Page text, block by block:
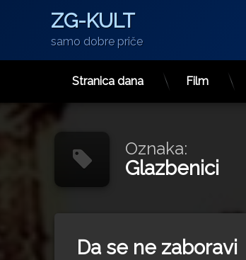
Preskoči
ZG-KULT
samo dobre priče
Stranica dana Film
Oznaka:
Glazbenici
Da se ne zaboravi
Glazbenici